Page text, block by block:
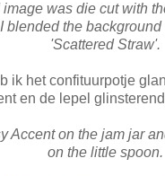
image was die cut with
blended the
'Scattered Straw'.
ik het confituurpotje
en de lepel
Accent on the jam jar
on the little spoon.